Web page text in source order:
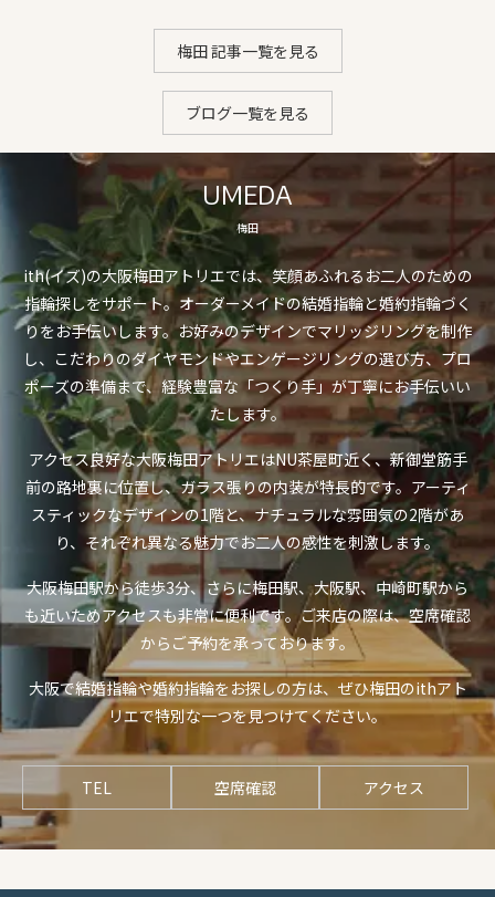
梅田 記事一覧を見る
ブログ一覧を見る
UMEDA
梅田
ith(イズ)の大阪梅田アトリエでは、笑顔あふれるお二人のための
指輪探しをサポート。オーダーメイドの結婚指輪と婚約指輪づく
りをお手伝いします。お好みのデザインでマリッジリングを制作
し、こだわりのダイヤモンドやエンゲージリングの選び方、プロ
ポーズの準備まで、経験豊富な「つくり手」が丁寧にお手伝いい
たします。
アクセス良好な大阪梅田アトリエはNU茶屋町近く、新御堂筋手
前の路地裏に位置し、ガラス張りの内装が特長的です。アーティ
スティックなデザインの1階と、ナチュラルな雰囲気の2階があ
り、それぞれ異なる魅力でお二人の感性を刺激します。
大阪梅田駅から徒歩3分、さらに梅田駅、大阪駅、中崎町駅から
も近いためアクセスも非常に便利です。ご来店の際は、空席確認
からご予約を承っております。
大阪で結婚指輪や婚約指輪をお探しの方は、ぜひ梅田のithアト
リエで特別な一つを見つけてください。
TEL 空席確認 アクセス